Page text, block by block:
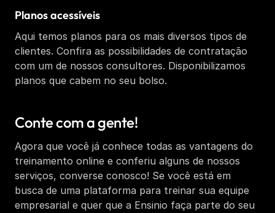
Planos acessíveis
Aqui temos planos para os mais diversos tipos de
clientes. Confira as possibilidades de contratação
com um de nossos consultores. Disponibilizamos
planos que cabem no seu bolso.
Conte com a gente!
Agora que você já conhece todas as vantagens do
treinamento online e conferiu alguns de nossos
serviços, converse conosco! Se você está em
busca de uma plataforma para treinar sua equipe
empresarial e quer que a Ensinio faça parte do seu